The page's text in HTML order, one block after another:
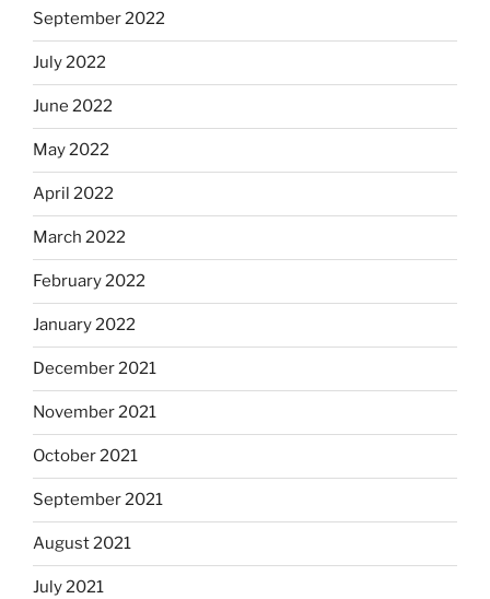
September 2022
July 2022
June 2022
May 2022
April 2022
March 2022
February 2022
January 2022
December 2021
November 2021
October 2021
September 2021
August 2021
July 2021